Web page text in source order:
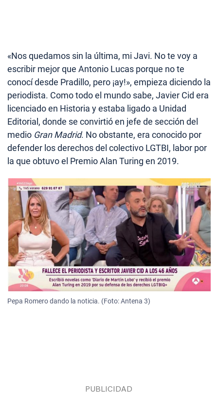
«Nos quedamos sin la última, mi Javi. No te voy a
escribir mejor que Antonio Lucas porque no te
conocí desde Pradillo, pero ¡ay!», empieza diciendo la
periodista. Como todo el mundo sabe, Javier Cid era
licenciado en Historia y estaba ligado a Unidad
Editorial, donde se convirtió en jefe de sección del
medio Gran Madrid. No obstante, era conocido por
defender los derechos del colectivo LGTBI, labor por
la que obtuvo el Premio Alan Turing en 2019.
Pepa Romero dando la noticia. (Foto: Antena 3)